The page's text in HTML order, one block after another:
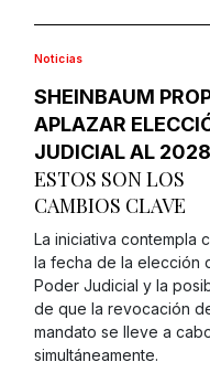
Noticias
SHEINBAUM
APLAZAR
JUDICIAL AL
ESTOS SON LOS
CAMBIOS CLAVE
La iniciativa contempla
la fecha de la elección
Poder Judicial y la
de que la revocación
mandato se lleve a
simultáneamente.